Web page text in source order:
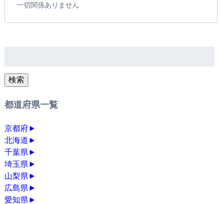
一切関係ありません
検索
都道府県一覧
京都府►
北海道 ►
千葉県►
埼玉県►
山梨県►
広島県►
愛知県►